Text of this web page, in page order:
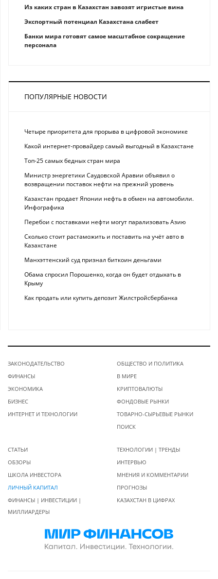
Из каких стран в Казахстан завозят игристые вина
Экспортный потенциал Казахстана слабеет
Банки мира готовят самое масштабное сокращение
персонала
ПОПУЛЯРНЫЕ НОВОСТИ
Четыре приоритета для прорыва в цифровой экономике
Какой интернет-провайдер самый выгодный в Казахстане
Топ-25 самых бедных стран мира
Министр энергетики Саудовской Аравии объявил о
возвращении поставок нефти на прежний уровень
Казахстан продает Японии нефть в обмен на автомобили.
Инфографика
Перебои с поставками нефти могут парализовать Азию
Сколько стоит растаможить и поставить на учёт авто в
Казахстане
Манхэттенский суд признал биткоин деньгами
Обама спросил Порошенко, когда он будет отдыхать в
Крыму
Как продать или купить депозит Жилстройсбербанка
ЗАКОНОДАТЕЛЬСТВО
ФИНАНСЫ
ЭКОНОМИКА
БИЗНЕС
ИНТЕРНЕТ И ТЕХНОЛОГИИ
ОБЩЕСТВО И ПОЛИТИКА
В МИРЕ
КРИПТОВАЛЮТЫ
ФОНДОВЫЕ РЫНКИ
ТОВАРНО-СЫРЬЕВЫЕ РЫНКИ
ПОИСК
СТАТЬИ
ОБЗОРЫ
ШКОЛА ИНВЕСТОРА
ЛИЧНЫЙ КАПИТАЛ
ФИНАНСЫ | ИНВЕСТИЦИИ |
МИЛЛИАРДЕРЫ
ТЕХНОЛОГИИ | ТРЕНДЫ
ИНТЕРВЬЮ
МНЕНИЯ И КОММЕНТАРИИ
ПРОГНОЗЫ
КАЗАХСТАН В ЦИФРАХ